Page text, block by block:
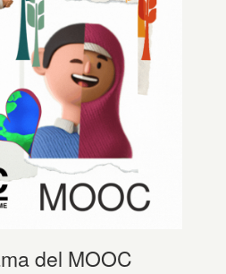
del MOOC